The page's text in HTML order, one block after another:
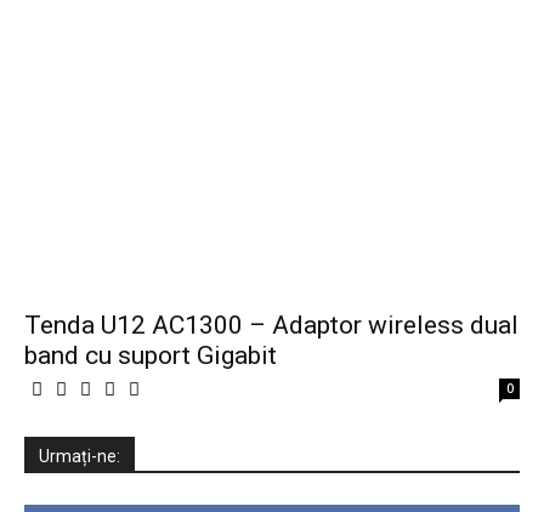
Tenda U12 AC1300 – Adaptor wireless dual
band cu suport Gigabit
0
Urmați-ne: